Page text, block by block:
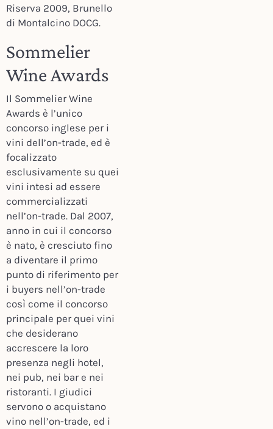
Riserva 2009, Brunello
di Montalcino DOCG.
Sommelier
Wine Awards
Il Sommelier Wine
Awards è l’unico
concorso inglese per i
vini dell’on-trade, ed è
focalizzato
esclusivamente su quei
vini intesi ad essere
commercializzati
nell’on-trade. Dal 2007,
anno in cui il concorso
è nato, è cresciuto fino
a diventare il primo
punto di riferimento per
i buyers nell’on-trade
così come il concorso
principale per quei vini
che desiderano
accrescere la loro
presenza negli hotel,
nei pub, nei bar e nei
ristoranti. I giudici
servono o acquistano
vino nell’on-trade, ed i